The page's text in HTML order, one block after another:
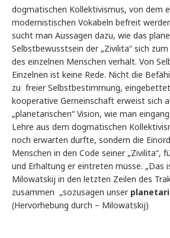
dogmatischen Kollektivismus, von dem
modernistischen Vokabeln befreit
sucht man Aussagen dazu, wie das
Selbstbewusstsein der „Zivilita“ sich
des einzelnen Menschen verhält. Von
Einzelnen ist keine Rede. Nicht die
zu freier Selbstbestimmung,
kooperative Gemeinschaft erweist sich
„planetarischen“ Vision, wie man
Lehre aus dem dogmatischen
noch erwarten durfte, sondern die
Menschen in den Code seiner „Zivilita“,
und Erhaltung er eintreten müsse. „Das
Milowatskij in den letzten Zeilen des
zusammen „sozusagen unser
(Hervorhebung durch – Milowatskij)